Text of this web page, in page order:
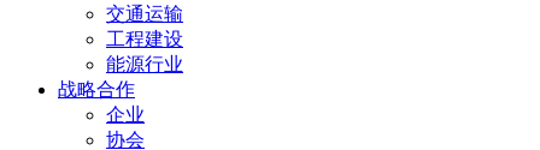
交通运输
工程建设
能源行业
战略合作
企业
协会